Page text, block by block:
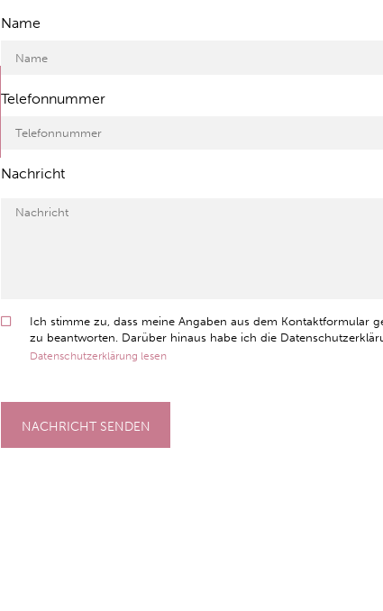
Name
Telefonnummer
Nachricht
Ich stimme zu, dass meine Angaben aus dem Kontaktformular
zu beantworten. Darüber hinaus habe ich die
Datenschutzerklärung lesen
NACHRICHT SENDEN